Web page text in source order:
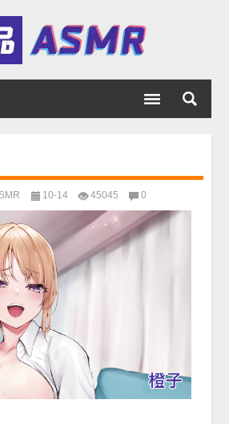
10-14 45045 0